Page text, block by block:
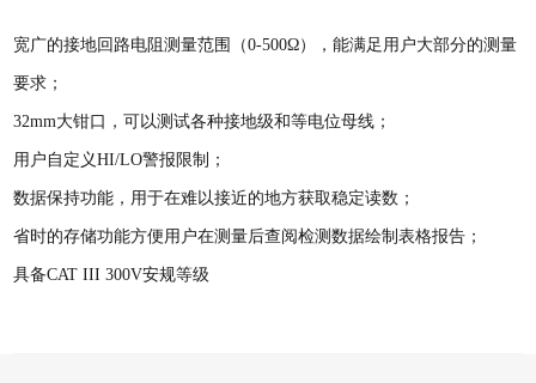
宽广的接地回路电阻测量范围（0-500Ω），能满足用户大部分的测量
要求；
32mm大钳口，可以测试各种接地级和等电位母线；
用户自定义HI/LO警报限制；
数据保持功能，用于在难以接近的地方获取稳定读数；
省时的存储功能方便用户在测量后查阅检测数据绘制表格报告；
具备CAT III 300V安规等级